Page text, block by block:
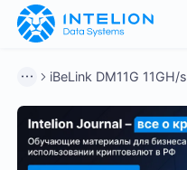
iBeLink DM11G 11GH/s